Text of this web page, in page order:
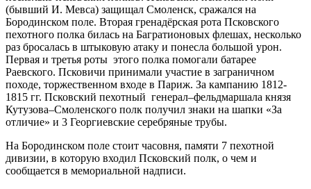
(бывший И. Мевса) защищал Смоленск, сражался на
Бородинском поле. Вторая гренадёрская рота Псковского
пехотного полка билась на Багратионовых флешах, несколько
раз бросалась в штыковую атаку и понесла большой урон.
Первая и третья роты этого полка помогали батарее
Раевского. Псковичи принимали участие в заграничном
походе, торжественном входе в Париж. За кампанию 1812-
1815 гг. Псковский пехотный генерал–фельдмаршала князя
Кутузова–Смоленского полк получил знаки на шапки «За
отличие» и 3 Георгиевские серебряные трубы.
На Бородинском поле стоит часовня, памяти 7 пехотной
дивизии, в которую входил Псковский полк, о чем и
сообщается в мемориальной надписи.